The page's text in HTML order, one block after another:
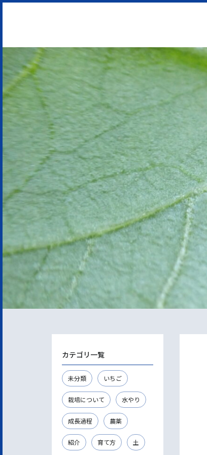
カテゴリ一覧
未分類 いちご
栽培について 水やり
成長過程 農薬
紹介 育て方 土